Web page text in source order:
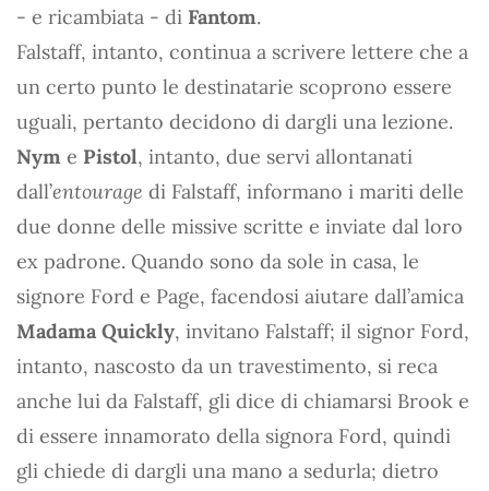
- e ricambiata - di Fantom.
Falstaff, intanto, continua a scrivere lettere che a
un certo punto le destinatarie scoprono essere
uguali, pertanto decidono di dargli una lezione.
Nym e Pistol, intanto, due servi allontanati
dall’entourage di Falstaff, informano i mariti delle
due donne delle missive scritte e inviate dal loro
ex padrone. Quando sono da sole in casa, le
signore Ford e Page, facendosi aiutare dall’amica
Madama Quickly, invitano Falstaff; il signor Ford,
intanto, nascosto da un travestimento, si reca
anche lui da Falstaff, gli dice di chiamarsi Brook e
di essere innamorato della signora Ford, quindi
gli chiede di dargli una mano a sedurla; dietro